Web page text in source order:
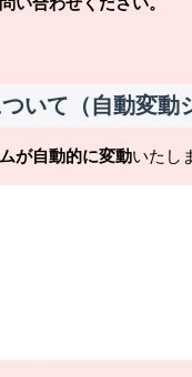
いて（自動変動
が自動的に変動いたし